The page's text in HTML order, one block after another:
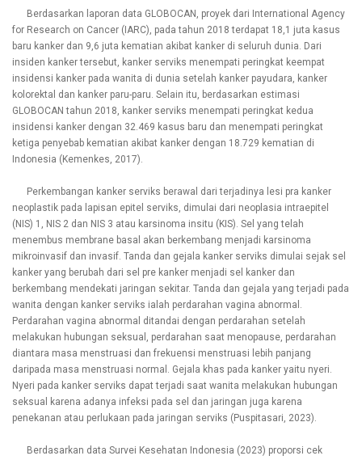
Berdasarkan laporan data GLOBOCAN, proyek dari International Agency
for Research on Cancer (IARC), pada tahun 2018 terdapat 18,1 juta kasus
baru kanker dan 9,6 juta kematian akibat kanker di seluruh dunia. Dari
insiden kanker tersebut, kanker serviks menempati peringkat keempat
insidensi kanker pada wanita di dunia setelah kanker payudara, kanker
kolorektal dan kanker paru-paru. Selain itu, berdasarkan estimasi
GLOBOCAN tahun 2018, kanker serviks menempati peringkat kedua
insidensi kanker dengan 32.469 kasus baru dan menempati peringkat
ketiga penyebab kematian akibat kanker dengan 18.729 kematian di
Indonesia (Kemenkes, 2017).
Perkembangan kanker serviks berawal dari terjadinya lesi pra kanker
neoplastik pada lapisan epitel serviks, dimulai dari neoplasia intraepitel
(NIS) 1, NIS 2 dan NIS 3 atau karsinoma insitu (KIS). Sel yang telah
menembus membrane basal akan berkembang menjadi karsinoma
mikroinvasif dan invasif. Tanda dan gejala kanker serviks dimulai sejak sel
kanker yang berubah dari sel pre kanker menjadi sel kanker dan
berkembang mendekati jaringan sekitar. Tanda dan gejala yang terjadi pada
wanita dengan kanker serviks ialah perdarahan vagina abnormal.
Perdarahan vagina abnormal ditandai dengan perdarahan setelah
melakukan hubungan seksual, perdarahan saat menopause, perdarahan
diantara masa menstruasi dan frekuensi menstruasi lebih panjang
daripada masa menstruasi normal. Gejala khas pada kanker yaitu nyeri.
Nyeri pada kanker serviks dapat terjadi saat wanita melakukan hubungan
seksual karena adanya infeksi pada sel dan jaringan juga karena
penekanan atau perlukaan pada jaringan serviks (Puspitasari, 2023).
Berdasarkan data Survei Kesehatan Indonesia (2023) proporsi cek